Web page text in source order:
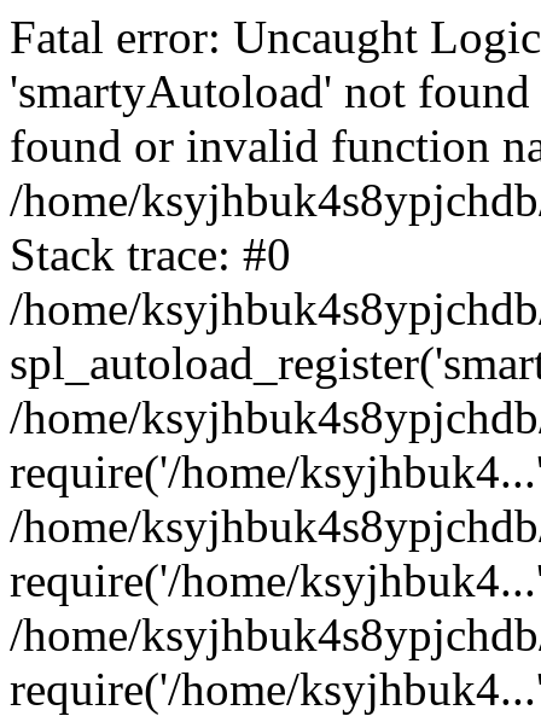
Fatal error: Uncaught
'smartyAutoload' not
found or invalid function
/home/
Stack trace: #0
/home/
/home/
require('/home/
/home/
require('/home/
/home/
require('/home/